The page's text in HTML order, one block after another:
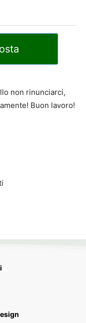
non rinunciarci,
Buon lavoro!